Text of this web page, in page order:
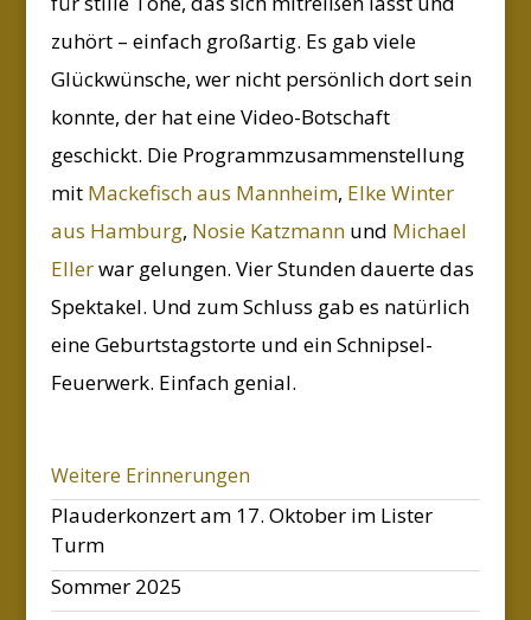
zuhört – einfach großartig. Es gab viele
Glückwünsche, wer nicht persönlich dort sein
konnte, der hat eine Video-Botschaft
geschickt. Die Programmzusammenstellung
mit Mackefisch aus Mannheim, Elke Winter
aus Hamburg, Nosie Katzmannund Michael
Ellerwar gelungen. Vier Stunden dauerte das
Spektakel. Und zum Schluss gab es natürlich
eine Geburtstagstorte und ein Schnipsel-
Feuerwerk. Einfach genial.
Weitere Erinnerungen
Plauderkonzert am 17. Oktober im Lister
Turm
Sommer 2025